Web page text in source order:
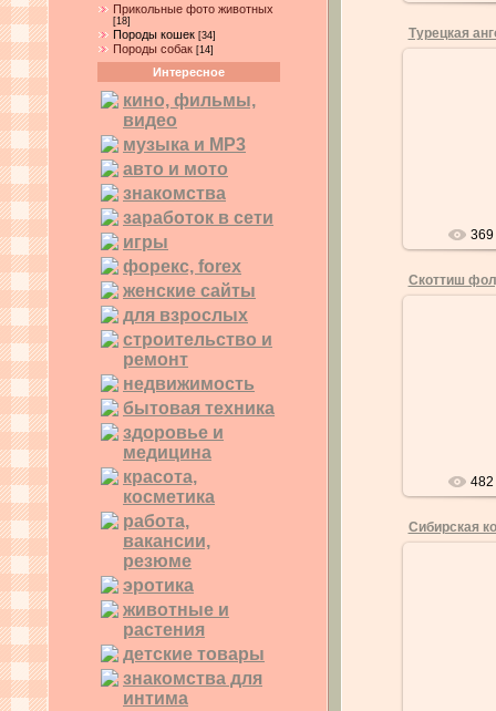
Прикольные фото животных
[18]
Породы кошек [34]
Породы собак [14]
Интересное
кино, фильмы,
видео
музыка и MP3
авто и мото
знакомства
заработок в сети
игры
форекс, forex
женские сайты
для взрослых
строительство и
ремонт
недвижимость
бытовая техника
здоровье и
медицина
красота,
косметика
работа,
вакансии,
резюме
эротика
животные и
растения
детские товары
знакомства для
интима
Турецкая
369
482
Сибирская